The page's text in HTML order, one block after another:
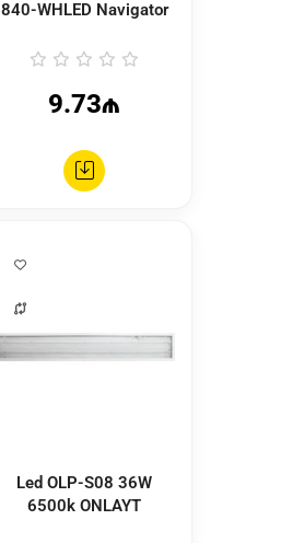
840-WHLED Navigator
9.73₼
Led OLP-S08 36W
6500k ONLAYT